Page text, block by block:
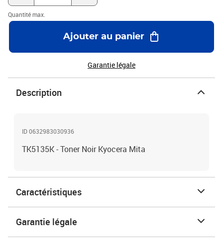
Quantité max.
Ajouter au panier
Garantie légale
Description
ID 0632983030936
TK5135K - Toner Noir Kyocera Mita
Caractéristiques
Garantie légale